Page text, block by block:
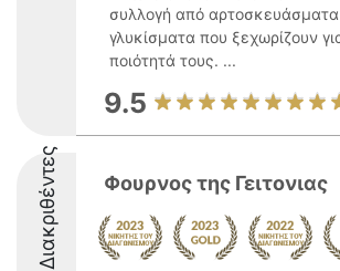
συλλογή από αρτοσκευάσματα
γλυκίσματα που ξεχωρίζουν
ποιότητά τους. ...
9.5
Διακριθέντες Φουρνος της Γειτονιας